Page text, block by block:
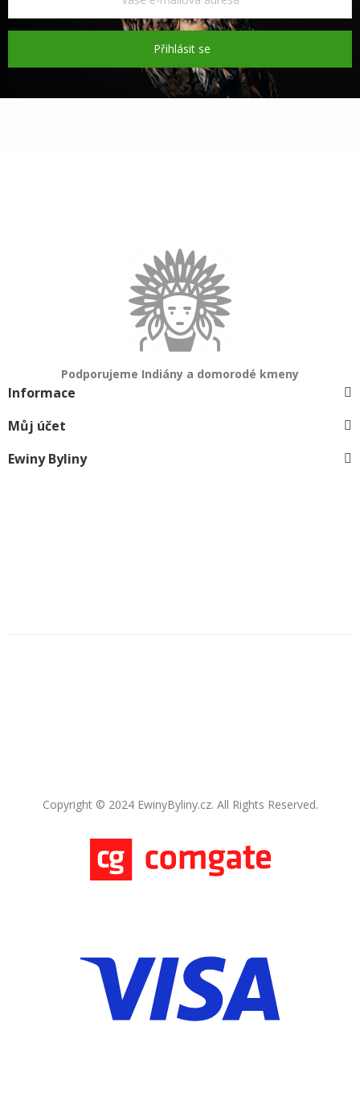
Přihlásit se
Podporujeme Indiány a domorodé kmeny
Informace
Můj účet
Ewiny Byliny
Copyright © 2024 EwinyByliny.cz. All Rights Reserved.